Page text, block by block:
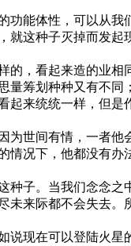
能体性，可以从我
这种子灭掉而发
，看起来造的业相
筹划种种又有不
来统统一样，但
世间有情，一者他
况下，他都没有办
子。当我们念念之
来际都不会失去
现在可以登陆火星